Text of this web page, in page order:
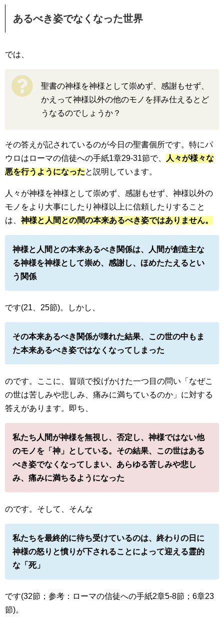
あるべき姿でなくなった世界
では、
聖書の神様を神様として崇めず、感謝もせず、
かえって神様以外の他のモノを拝み仕えるとど
うなるのでしょうか？
その答えが記されているのが今日の聖書個所です。特にパ
ウロはローマの信徒への手紙1章29-31節で、
人々が様々な
悪を行うようになったと説明しています。
人々が神様を神様として崇めず、感謝もせず、神様以外の
モノをより大事にしたり神様以上に信頼したりすること
は、神様と人間との間の本来あるべき姿ではありません。
神様と人間との本来あるべき関係は、人間が創造主な
る神様を神様として崇め、感謝し、ほめたたえるとい
う関係
です(21、25節)。しかし、
その本来あるべき関係が壊れた結果、この世の中もま
た本来あるべき姿ではなくなってしまった
のです。ここに、冒頭で投げかけた一つ目の問い「なぜこ
の世は苦しみや悲しみ、痛みに満ちているのか」に対する
答えがあります。即ち、
私たち人間が神様を無視し、否定し、神様ではない他
のモノを「神」としている。その結果、この世はある
べき姿でなくなってしまい、あらゆる苦しみや悲し
み、痛みに満ちるようになった
のです。そして、そんな
私たちを最終的に待ち受けているのは、終わりの日に
神様の怒りと憤りが下されることによって迎える霊的
な「死」
です(32節；参考：ローマの信徒への手紙2章5-8節；6章23
節)。